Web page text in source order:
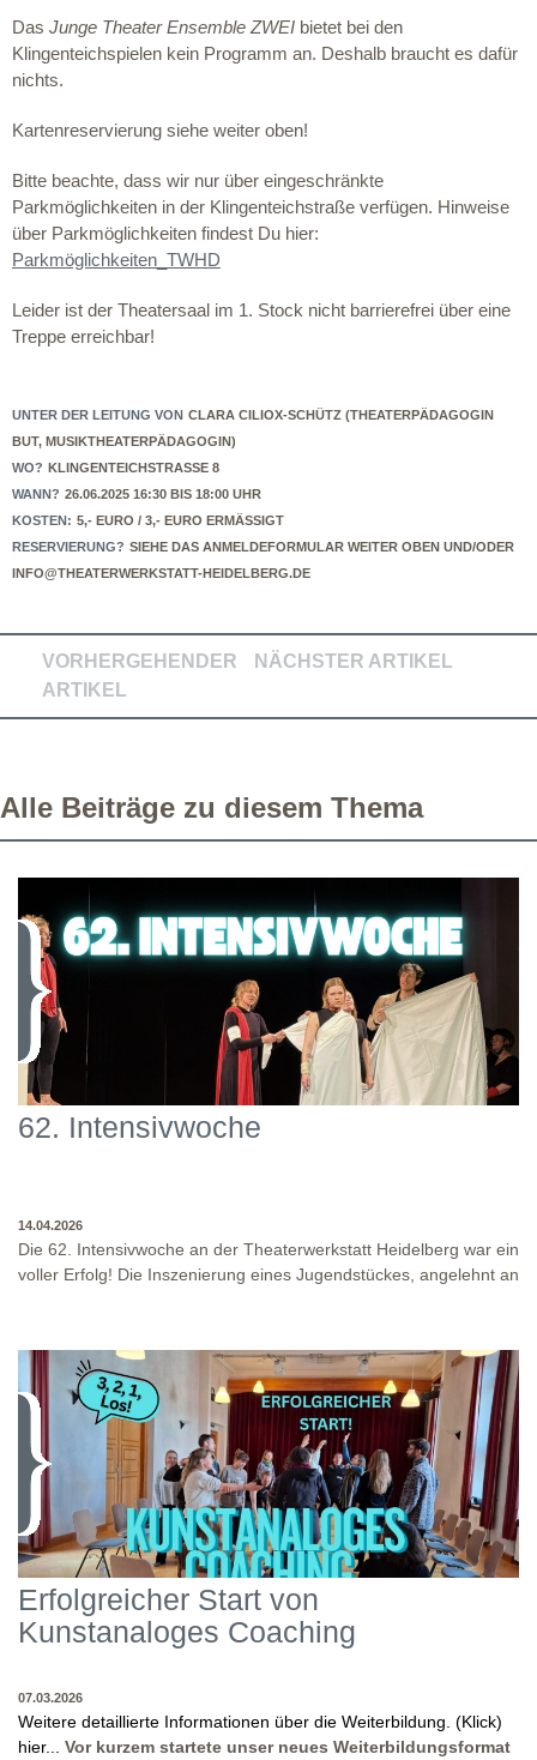
Das Junge Theater Ensemble ZWEI bietet bei den
Klingenteichspielen kein Programm an. Deshalb braucht es dafür
nichts.
Kartenreservierung siehe weiter oben!
Bitte beachte, dass wir nur über eingeschränkte
Parkmöglichkeiten in der Klingenteichstraße verfügen. Hinweise
über Parkmöglichkeiten findest Du hier:
Parkmöglichkeiten_TWHD
Leider ist der Theatersaal im 1. Stock nicht barrierefrei über eine
Treppe erreichbar!
UNTER DER LEITUNG VON CLARA CILIOX-SCHÜTZ (THEATERPÄDAGOGIN
BUT, MUSIKTHEATERPÄDAGOGIN)
WO? KLINGENTEICHSTRASSE 8
WANN? 26.06.2025 16:30 BIS 18:00 UHR
KOSTEN: 5,- EURO / 3,- EURO ERMÄSSIGT
RESERVIERUNG? SIEHE DAS ANMELDEFORMULAR WEITER OBEN UND/ODER
INFO@THEATERWERKSTATT-HEIDELBERG.DE
VORHERGEHENDER
ARTIKEL
NÄCHSTER ARTIKEL
Alle Beiträge zu diesem Thema
62. Intensivwoche
14.04.2026
Die 62. Intensivwoche an der Theaterwerkstatt Heidelberg war ein
voller Erfolg! Die Inszenierung eines Jugendstückes, angelehnt an
Auseinandersetzung mit den Inhalten und Themen dieser Stücke
statt, sowie eine enge Zusammenarbeit in den
Inszenierungsprozessen. Beide Inszenierungen wurden am Ende
auf unserer Bühne präsentiert! Wir danken allen Studierenden
und Dozenten für die gelungene Woche und für die tollen
Abschlusspräsentationen!
WO?
THEATERWERKSTATT HEIDELBERG: KLINGENTEICHSTR. 8, NÄHE
BUSHALTESTELLE PETERSKIRCHE (ALTSTADT)
WANN?
14.04.2026
Erfolgreicher Start von
Kunstanaloges Coaching
07.03.2026
Weitere detaillierte Informationen über die Weiterbildung. (Klick)
hier...
Vor kurzem startete unser neues Weiterbildungsformat